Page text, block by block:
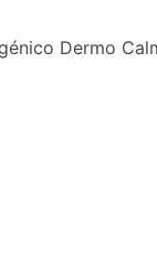
Dermo